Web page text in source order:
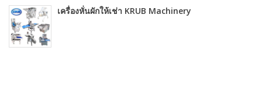
เครื่องหั่นผักให้เช่า KRUB Machinery